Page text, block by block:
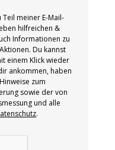
meiner E-Mail-
hilfreichen &
Informationen zu
Du kannst
einem Klick wieder
ankommen, haben
zum
sowie der von
und alle
.